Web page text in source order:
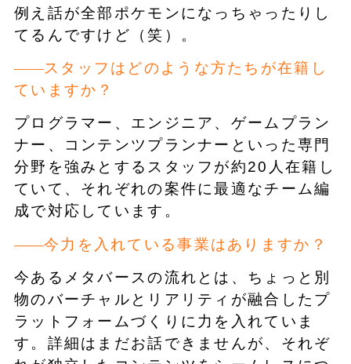
例え話が全部ポケモンになっちゃったりし
てるんですけど（笑）。
スタッフはどのような方たちが在籍し
ていますか？
プログラマー、エンジニア、ゲームプラン
ナー、コンテンツプランナーといった専門
分野を強みとするスタッフが約20人在籍し
ていて、それぞれの案件に最適なチーム編
成で対応しています。
今力を入れている事業はありますか？
今あるメタバースの流れとは、ちょっと別
物のバーチャルとリアリティが融合したプ
ラットフォームづくりに力を入れていま
す。詳細はまだお話できませんが、それぞ